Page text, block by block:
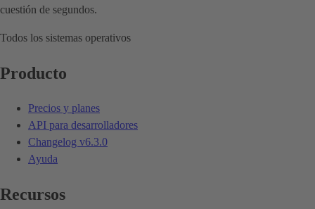
cuestión de segundos.
Todos los sistemas operativos
Producto
Precios y planes
API para desarrolladores
Changelog v6.3.0
Ayuda
Recursos